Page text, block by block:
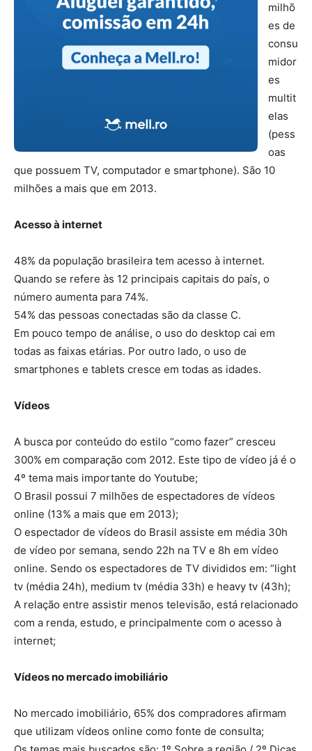
milhõ
es de
consu
midor
es
multit
elas
(pess
oas
que possuem TV, computador e smartphone). São 10
milhões a mais que em 2013.
Acesso à internet
48% da população brasileira tem acesso à internet.
Quando se refere às 12 principais capitais do país, o
número aumenta para 74%.
54% das pessoas conectadas são da classe C.
Em pouco tempo de análise, o uso do desktop cai em
todas as faixas etárias. Por outro lado, o uso de
smartphones e tablets cresce em todas as idades.
Vídeos
A busca por conteúdo do estilo “como fazer” cresceu
300% em comparação com 2012. Este tipo de vídeo já é o
4º tema mais importante do Youtube;
O Brasil possui 7 milhões de espectadores de vídeos
online (13% a mais que em 2013);
O espectador de vídeos do Brasil assiste em média 30h
de vídeo por semana, sendo 22h na TV e 8h em vídeo
online. Sendo os espectadores de TV divididos em: “light
tv (média 24h), medium tv (média 33h) e heavy tv (43h);
A relação entre assistir menos televisão, está relacionado
com a renda, estudo, e principalmente com o acesso à
internet;
Vídeos no mercado imobiliário
No mercado imobiliário, 65% dos compradores afirmam
que utilizam vídeos online como fonte de consulta;